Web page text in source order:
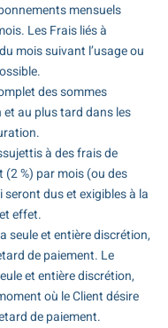
mensuels
Les Frais liés à
mois suivant l’usage ou
des sommes
au plus tard dans les
à des frais de
%) par mois (ou des
dus et exigibles à la
effet.
seule et entière discrétion,
de paiement. Le
et entière discrétion,
où le Client désire
de paiement.